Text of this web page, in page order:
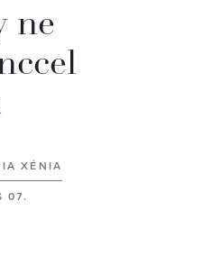
ne
XÉNIA
07.